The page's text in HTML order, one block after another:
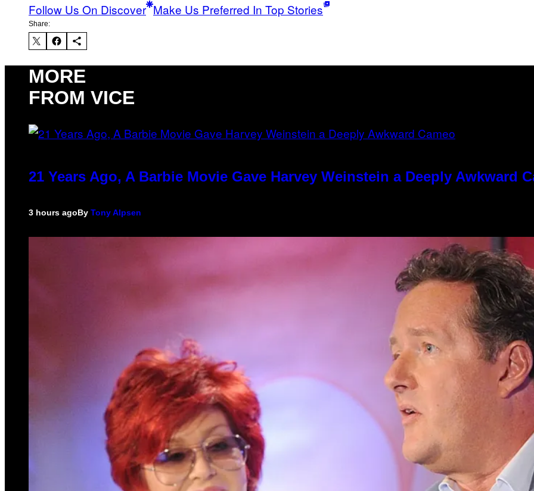
Follow Us On Discover Make Us Preferred In Top Stories
Share:
MORE
FROM VICE
21 Years Ago, A Barbie Movie Gave Harvey Weinstein a Deeply Awkward
3 hours agoBy Tony Alpsen